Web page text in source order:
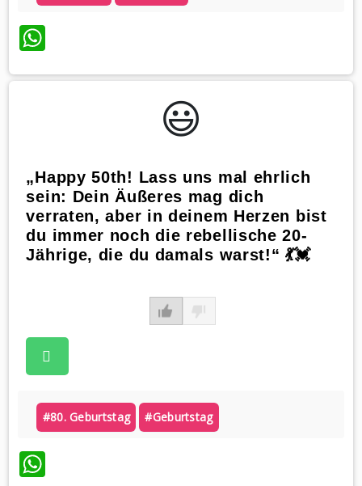
WhatsApp
😃️
„Happy 50th! Lass uns mal ehrlich
sein: Dein Äußeres mag dich
verraten, aber in deinem Herzen bist
du immer noch die rebellische 20-
Jährige, die du damals warst!“ 💃💓
#80. Geburtstag #geburtstag
WhatsApp